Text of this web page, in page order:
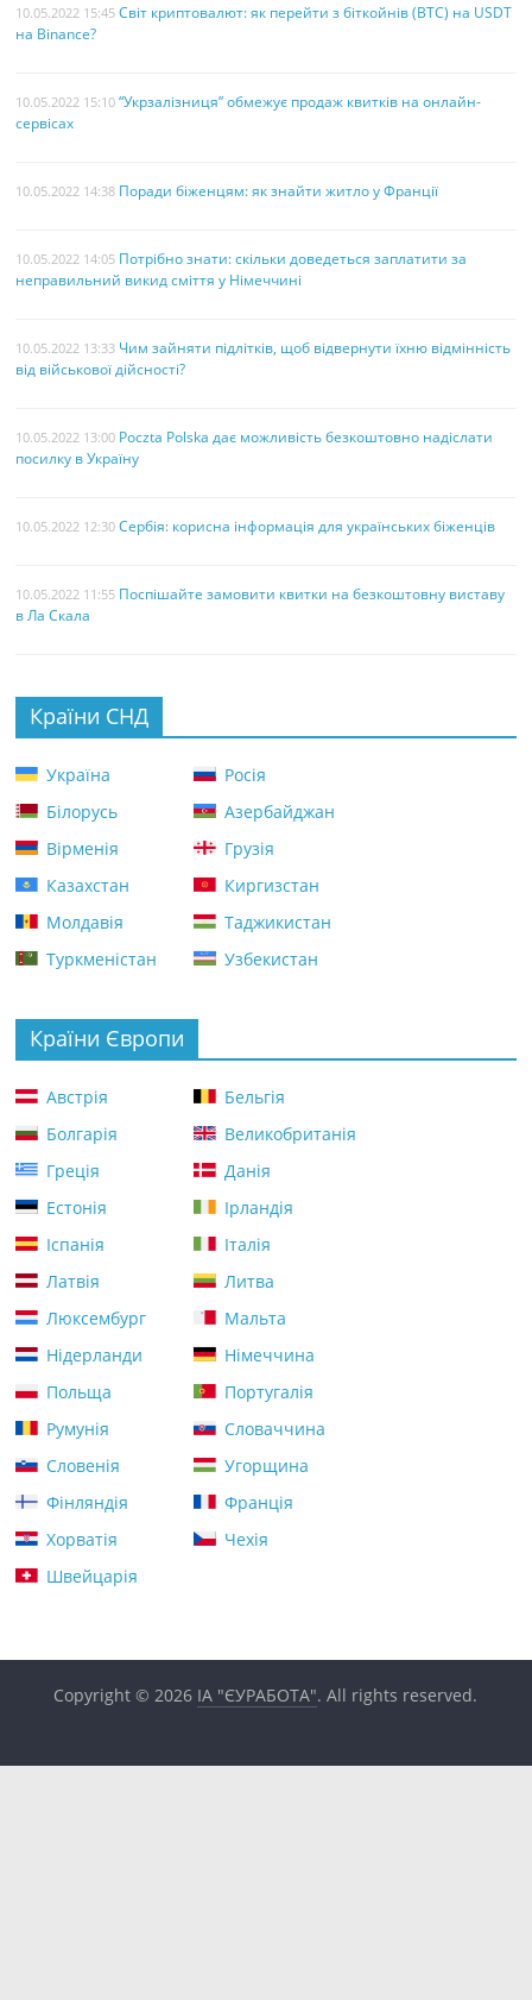
10.05.2022 15:45 Світ криптовалют: як перейти з біткойнів (BTC) на USDT
на Binance?
10.05.2022 15:10 “Укрзалізниця” обмежує продаж квитків на онлайн-
сервісах
10.05.2022 14:38 Поради біженцям: як знайти житло у Франції
10.05.2022 14:05 Потрібно знати: скільки доведеться заплатити за
неправильний викид сміття у Німеччині
10.05.2022 13:33 Чим зайняти підлітків, щоб відвернути їхню відмінність
від військової дійсності?
10.05.2022 13:00 Poczta Polska дає можливість безкоштовно надіслати
посилку в Україну
10.05.2022 12:30 Сербія: корисна інформація для українських біженців
10.05.2022 11:55 Поспішайте замовити квитки на безкоштовну виставу
в Ла Скала
Країни СНД
Україна
Росія
Білорусь
Азербайджан
Вірменія
Грузія
Казахстан
Киргизстан
Молдавія
Таджикистан
Туркменістан
Узбекистан
Країни Європи
Австрія
Бельгія
Болгарія
Великобританія
Греція
Данія
Естонія
Ірландія
Іспанія
Італія
Латвія
Литва
Люксембург
Мальта
Нідерланди
Німеччина
Польща
Португалія
Румунія
Словаччина
Словенія
Угорщина
Фінляндія
Франція
Хорватія
Чехія
Швейцарія
Copyright © 2026 ІА "ЄУРАБОТА". All rights reserved.